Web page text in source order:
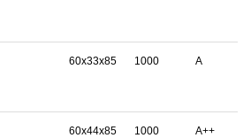
60х33х85 1000 А
60х44х85 1000 А++